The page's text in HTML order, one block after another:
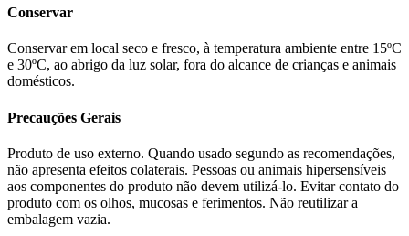
Conservar
Conservar em local seco e fresco, à temperatura ambiente entre 15ºC
e 30ºC, ao abrigo da luz solar, fora do alcance de crianças e animais
domésticos.
Precauções Gerais
Produto de uso externo. Quando usado segundo as recomendações,
não apresenta efeitos colaterais. Pessoas ou animais hipersensíveis
aos componentes do produto não devem utilizá-lo. Evitar contato do
produto com os olhos, mucosas e ferimentos. Não reutilizar a
embalagem vazia.